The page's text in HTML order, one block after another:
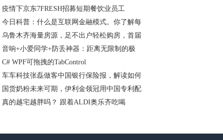
疫情下京东7FRESH招募短期餐饮业员工
今日科普：什么是互联网金融模式。你了解每
乌鲁木齐海量房源，足不出户轻松购房，首届
音响+小爱同学+防丢神器：距离无限制的极
C# WPF可拖拽的TabControl
车车科技张磊做客中国银行保险报，解读如何
国货奶粉未来可期，伊利金领冠用中国专利配
真的越宅越胖吗？ 跟着ALDI奥乐齐吃喝